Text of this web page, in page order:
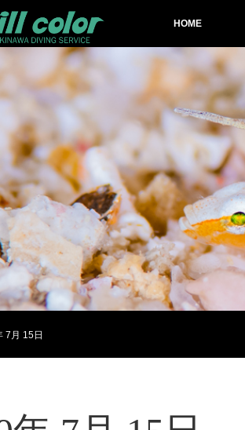
HOME
7月 15日